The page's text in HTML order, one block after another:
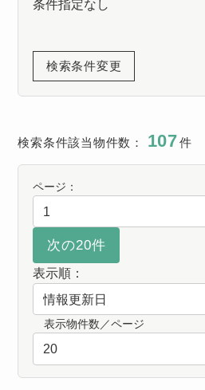
条件指定なし
検索条件変更
検索条件該当物件数： 107件
ページ：
表示順：
表示物件数／ページ